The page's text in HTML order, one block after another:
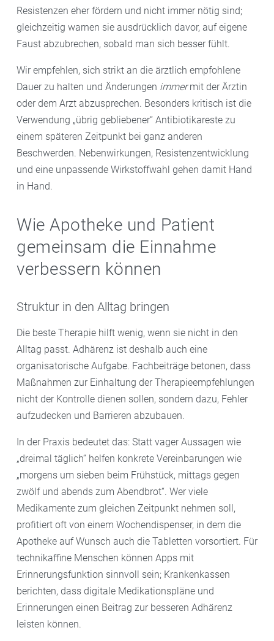
Resistenzen eher fördern und nicht immer nötig sind;
gleichzeitig warnen sie ausdrücklich davor, auf eigene
Faust abzubrechen, sobald man sich besser fühlt.
Wir empfehlen, sich strikt an die ärztlich empfohlene
Dauer zu halten und Änderungen immermit der Ärztin
oder dem Arzt abzusprechen. Besonders kritisch ist die
Verwendung „übrig gebliebener“ Antibiotikareste zu
einem späteren Zeitpunkt bei ganz anderen
Beschwerden. Nebenwirkungen, Resistenzentwicklung
und eine unpassende Wirkstoffwahl gehen damit Hand
in Hand.
Wie Apotheke und Patient
gemeinsam die Einnahme
verbessern können
Struktur in den Alltag bringen
Die beste Therapie hilft wenig, wenn sie nicht in den
Alltag passt. Adhärenz ist deshalb auch eine
organisatorische Aufgabe. Fachbeiträge betonen, dass
Maßnahmen zur Einhaltung der Therapieempfehlungen
nicht der Kontrolle dienen sollen, sondern dazu, Fehler
aufzudecken und Barrieren abzubauen.
In der Praxis bedeutet das: Statt vager Aussagen wie
„dreimal täglich“ helfen konkrete Vereinbarungen wie
„morgens um sieben beim Frühstück, mittags gegen
zwölf und abends zum Abendbrot“. Wer viele
Medikamente zum gleichen Zeitpunkt nehmen soll,
profitiert oft von einem Wochendispenser, in dem die
Apotheke auf Wunsch auch die Tabletten vorsortiert. Für
technikaffine Menschen können Apps mit
Erinnerungsfunktion sinnvoll sein; Krankenkassen
berichten, dass digitale Medikationspläne und
Erinnerungen einen Beitrag zur besseren Adhärenz
leisten können.